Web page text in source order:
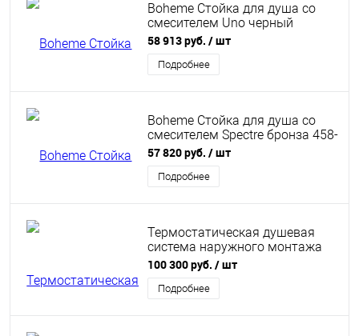
Boheme Стойка для душа со
смесителем Uno черный
матовый 468-B
58 913 руб. / шт
Подробнее
Boheme Стойка для душа со
смесителем Spectre бронза 458-
BR
57 820 руб. / шт
Подробнее
Термостатическая душевая
система наружного монтажа
OMNIRES CONTOUR CT8044GLB
(брашированное золото)
100 300 руб. / шт
Подробнее